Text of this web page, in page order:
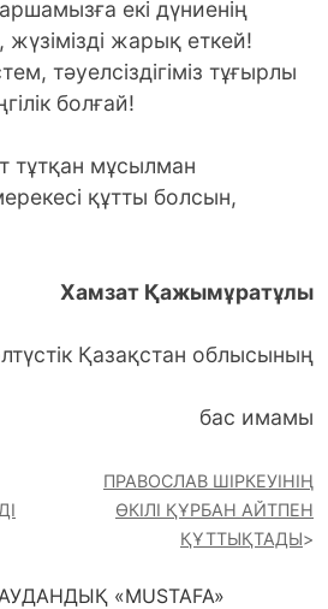
екі дүниенің
жүзімізді жарық еткей!
тәуелсіздігіміз тұғырлы
болғай!
тұтқан мұсылман
құтты болсын,
Хамзат Қажымұратұлы
Қазақстан облысының
бас имамы
ПРАВОСЛАВ ШІРКЕУІНІҢ
ӨКІЛІ ҚҰРБАН АЙТПЕН
ҚҰТТЫҚТАДЫ
«MUSTAFA»